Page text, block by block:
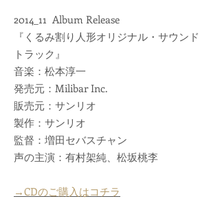
2014_11 Album Release
『くるみ割り人形オリジナル・サウンド
トラック』
音楽：松本淳一
発売元：Milibar Inc.
販売元：サンリオ
製作：サンリオ
監督：増田セバスチャン
声の主演：有村架純、松坂桃李
→CDのご購入はコチラ